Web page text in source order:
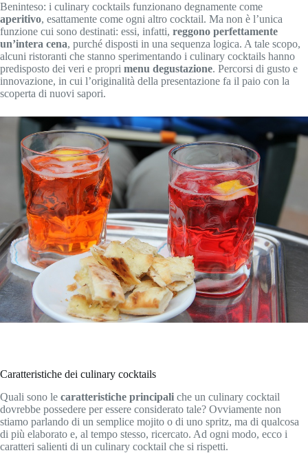
Beninteso: i culinary cocktails funzionano degnamente come
aperitivo, esattamente come ogni altro cocktail. Ma non è l’unica
funzione cui sono destinati: essi, infatti, reggono perfettamente
un’intera cena, purché disposti in una sequenza logica. A tale scopo,
alcuni ristoranti che stanno sperimentando i culinary cocktails hanno
predisposto dei veri e propri menu degustazione. Percorsi di gusto e
innovazione, in cui l’originalità della presentazione fa il paio con la
scoperta di nuovi sapori.
Caratteristiche dei culinary cocktails
Quali sono le caratteristiche principali che un culinary cocktail
dovrebbe possedere per essere considerato tale? Ovviamente non
stiamo parlando di un semplice mojito o di uno spritz, ma di qualcosa
di più elaborato e, al tempo stesso, ricercato. Ad ogni modo, ecco i
caratteri salienti di un culinary cocktail che si rispetti.